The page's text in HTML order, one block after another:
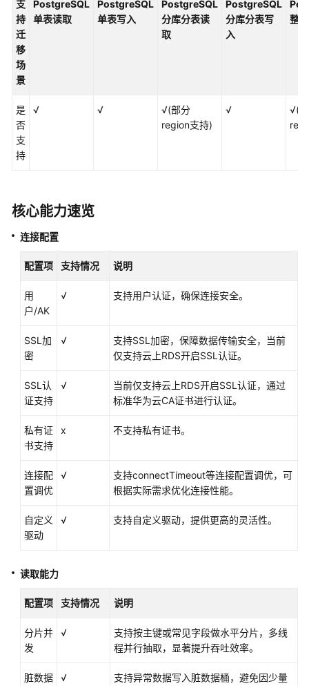
源
Hive
源
MRS
据
DMS
ClickHouse
据
据
支
持
迁
移
场
景
PostgreSQL
单表读取
PostgreSQL
单表写入
PostgreSQL
分库分表读
取
PostgreSQL
分库分表写
入
整
是
否
支
持
√ √
√(部分
region支持)
√
√(
核心能力速览
连接配置
配置项 支持情况 说明
用
户/AK
√ 支持用户认证，确保连接安全。
SSL加
密
√
支持SSL加密，保障数据传输安全，当前
仅支持云上RDS开启SSL认证。
SSL认
证支持
√
当前仅支持云上RDS开启SSL认证，通过
标准华为云CA证书进行认证。
私有证
书支持
x 不支持私有证书。
连接配
置调优
√
支持connectTimeout等连接配置调优，可
根据实际需求优化连接性能。
自定义
驱动
√ 支持自定义驱动，提供更高的灵活性。
读取能力
配置项 支持情况 说明
分片并
发
√
支持按主键或常见字段做水平分片，多线
程并行抽取，显著提升吞吐效率。
脏数据
√
支持异常数据写入脏数据桶，避免因少量